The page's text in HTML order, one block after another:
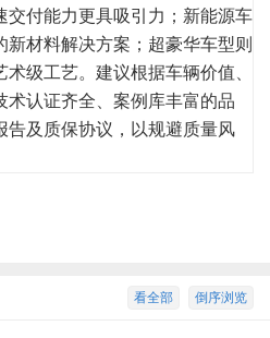
交付能力更具吸引力；新能源车
材料解决方案；超豪华车型则
级工艺。建议根据车辆价值、
术认证齐全、案例库丰富的品
告及质保协议，以规避质量风
倒序浏览
看全部